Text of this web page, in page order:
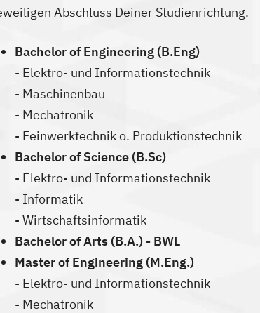
Abschluss Deiner Studienrichtung.
Bachelor of Engineering (B.Eng)
- Elektro- und Informationstechnik
- Maschinenbau
- Mechatronik
- Feinwerktechnik o. Produktionstechnik
Bachelor of Science (B.Sc)
- Elektro- und Informationstechnik
- Informatik
- Wirtschaftsinformatik
Bachelor of Arts (B.A.) - BWL
Master of Engineering (M.Eng.)
- Elektro- und Informationstechnik
- Mechatronik